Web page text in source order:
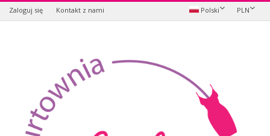
Zaloguj się PLN
Polski
Kontakt z nami